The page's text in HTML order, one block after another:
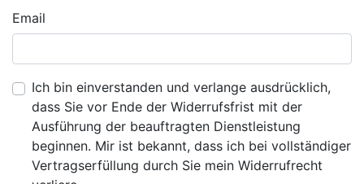
Email
Ich bin einverstanden und verlange ausdrücklich,
dass Sie vor Ende der Widerrufsfrist mit der
Ausführung der beauftragten Dienstleistung
beginnen. Mir ist bekannt, dass ich bei vollständiger
Vertragserfüllung durch Sie mein Widerrufrecht